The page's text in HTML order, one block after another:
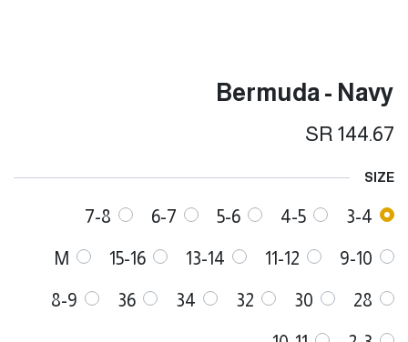
Bermuda - Navy
144.67
SIZE
3-4
4-5
5-6
6-7
7-8
9-10
11-12
13-14
15-16
M
28
30
32
34
36
8-9